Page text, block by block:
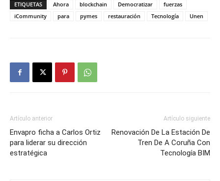
ETIQUETAS Ahora blockchain Democratizar
fuerzas
iCommunity
para pymes restauración Tecnología Unen
Artículo anterior
Envapro ficha a Carlos Ortiz
para liderar su dirección
estratégica
Artículo siguiente
Renovación De La Estación De
Tren De A Coruña Con
Tecnología BIM